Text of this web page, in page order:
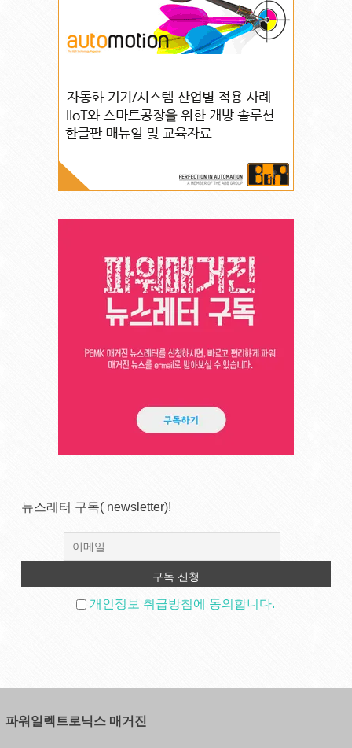
뉴스레터 구독( newsletter)!
개인정보 취급방침에 동의합니다.
파워일렉트로닉스 매거진